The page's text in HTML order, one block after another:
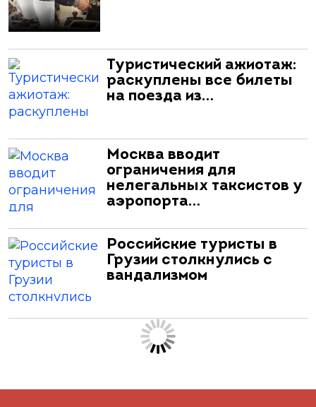
Туристический ажиотаж:
раскуплены все билеты
на поезда из…
Москва вводит
ограничения для
нелегальных таксистов у
аэропорта…
Российские туристы в
Грузии столкнулись с
вандализмом